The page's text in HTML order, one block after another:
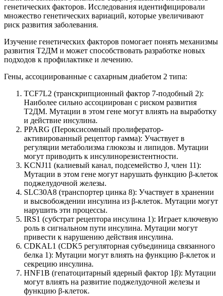
генетических факторов. Исследования идентифицировали
множество генетических вариаций, которые увеличивают
риск развития заболевания.
Изучение генетических факторов помогает понять механизмы
развития Т2ДМ и может способствовать разработке новых
подходов к профилактике и лечению.
Гены, ассоциированные с сахарным диабетом 2 типа:
TCF7L2 (транскрипционный фактор 7-подобный 2):
Наиболее сильно ассоциирован с риском развития
Т2ДМ. Мутации в этом гене могут влиять на выработку
и действие инсулина.
PPARG (Пероксисомный пролифератор-
активированный рецептор гамма): Участвует в
регуляции метаболизма глюкозы и липидов. Мутации
могут приводить к инсулинорезистентности.
KCNJ11 (калиевый канал, подсемейство J, член 11):
Мутации в этом гене могут нарушать функцию β-клеток
поджелудочной железы.
SLC30A8 (транспортер цинка 8): Участвует в хранении
и высвобождении инсулина из β-клеток. Мутации могут
нарушить эти процессы.
IRS1 (субстрат рецептора инсулина 1): Играет ключевую
роль в сигнальном пути инсулина. Мутации могут
привести к нарушению действия инсулина.
CDKAL1 (CDK5 регуляторная субъединица связанного
белка 1): Мутации могут влиять на функцию β-клеток и
секрецию инсулина.
HNF1B (гепатоцитарный ядерный фактор 1β): Мутации
могут влиять на развитие поджелудочной железы и
функцию β-клеток.